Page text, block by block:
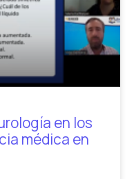
en los
médica en